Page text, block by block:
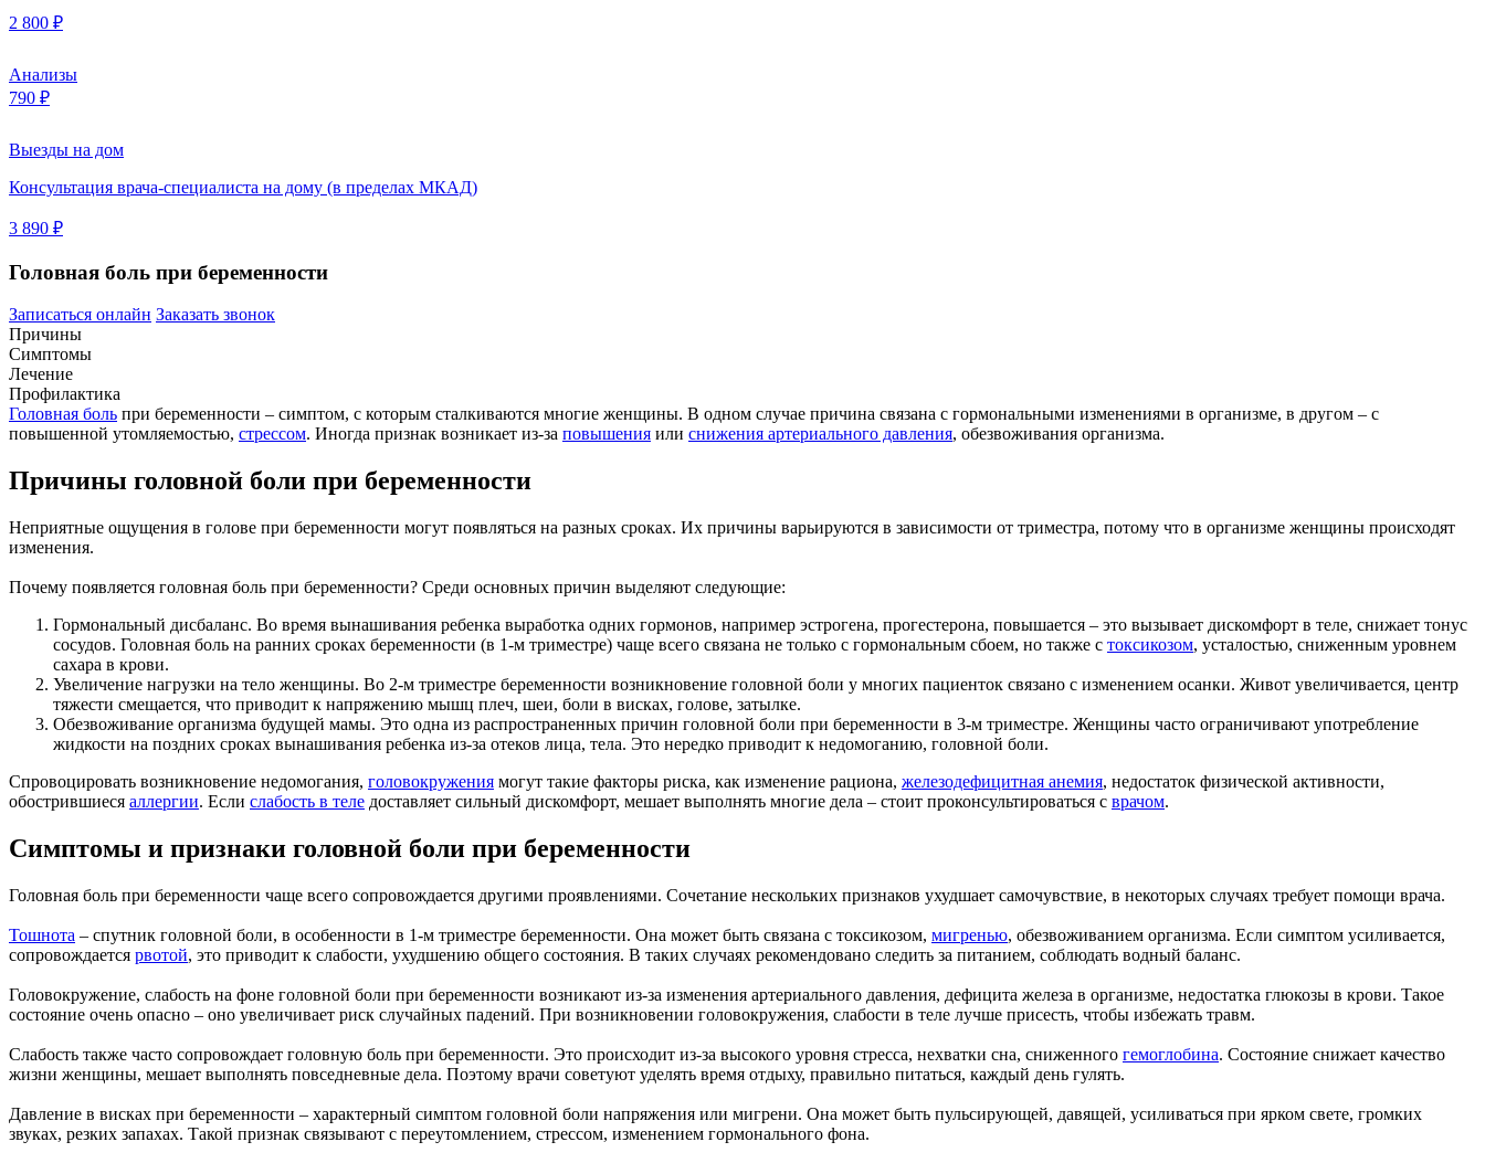
2 800 ₽
Анализы
790 ₽
Выезды на дом
Консультация врача-специалиста на дому (в пределах МКАД)
3 890 ₽
Головная боль при беременности
Записаться онлайн Заказать звонок
Причины
Симптомы
Лечение
Профилактика
Головная боль при беременности – симптом, с которым сталкиваются многие женщины. В одном случае причина связана с гормональными изменениями в организме, в другом – с
повышенной утомляемостью, стрессом. Иногда признак возникает из-за повышения или снижения артериального давления, обезвоживания организма.
Причины головной боли при беременности
Неприятные ощущения в голове при беременности могут появляться на разных сроках. Их причины варьируются в зависимости от триместра, потому что в организме женщины происходят
изменения.
Почему появляется головная боль при беременности? Среди основных причин выделяют следующие:
Гормональный дисбаланс. Во время вынашивания ребенка выработка одних гормонов, например эстрогена, прогестерона, повышается – это вызывает дискомфорт в теле, снижает тонус
сосудов. Головная боль на ранних сроках беременности (в 1-м триместре) чаще всего связана не только с гормональным сбоем, но также с токсикозом, усталостью, сниженным уровнем
сахара в крови.
Увеличение нагрузки на тело женщины. Во 2-м триместре беременности возникновение головной боли у многих пациенток связано с изменением осанки. Живот увеличивается, центр
тяжести смещается, что приводит к напряжению мышц плеч, шеи, боли в висках, голове, затылке.
Обезвоживание организма будущей мамы. Это одна из распространенных причин головной боли при беременности в 3-м триместре. Женщины часто ограничивают употребление
жидкости на поздних сроках вынашивания ребенка из-за отеков лица, тела. Это нередко приводит к недомоганию, головной боли.
Спровоцировать возникновение недомогания, головокружения могут такие факторы риска, как изменение рациона, железодефицитная анемия, недостаток физической активности,
обострившиеся аллергии. Если слабость в теле доставляет сильный дискомфорт, мешает выполнять многие дела – стоит проконсультироваться с врачом.
Симптомы и признаки головной боли при беременности
Головная боль при беременности чаще всего сопровождается другими проявлениями. Сочетание нескольких признаков ухудшает самочувствие, в некоторых случаях требует помощи врача.
Тошнота – спутник головной боли, в особенности в 1-м триместре беременности. Она может быть связана с токсикозом, мигренью, обезвоживанием организма. Если симптом усиливается,
сопровождается рвотой, это приводит к слабости, ухудшению общего состояния. В таких случаях рекомендовано следить за питанием, соблюдать водный баланс.
Головокружение, слабость на фоне головной боли при беременности возникают из-за изменения артериального давления, дефицита железа в организме, недостатка глюкозы в крови. Такое
состояние очень опасно – оно увеличивает риск случайных падений. При возникновении головокружения, слабости в теле лучше присесть, чтобы избежать травм.
Слабость также часто сопровождает головную боль при беременности. Это происходит из-за высокого уровня стресса, нехватки сна, сниженного гемоглобина. Состояние снижает качество
жизни женщины, мешает выполнять повседневные дела. Поэтому врачи советуют уделять время отдыху, правильно питаться, каждый день гулять.
Давление в висках при беременности – характерный симптом головной боли напряжения или мигрени. Она может быть пульсирующей, давящей, усиливаться при ярком свете, громких
звуках, резких запахах. Такой признак связывают с переутомлением, стрессом, изменением гормонального фона.